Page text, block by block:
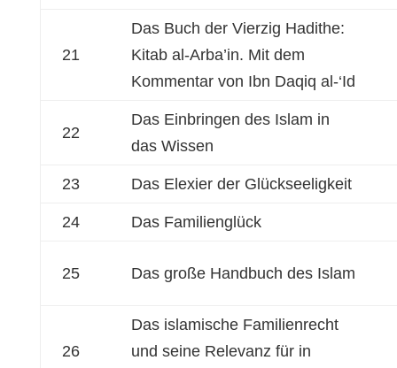
21
Das Buch der Vierzig Hadithe:
Kitab al-Arba’in. Mit dem
Kommentar von Ibn Daqiq al-‘Id
22
Das Einbringen des Islam in
das Wissen
23 Das Elexier der Glückseeligkeit
24 Das Familienglück
25 Das große Handbuch des Islam
26
Das islamische Familienrecht
und seine Relevanz für in